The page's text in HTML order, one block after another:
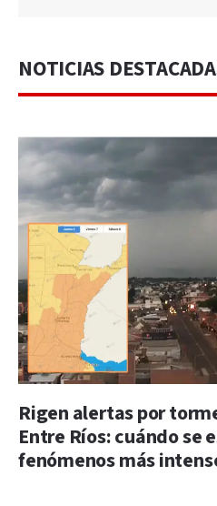
NOTICIAS
Rigen alertas por
Entre Ríos: cuándo se
fenómenos más